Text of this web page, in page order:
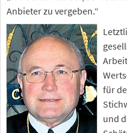
Anbieter zu vergeben.“
für
und